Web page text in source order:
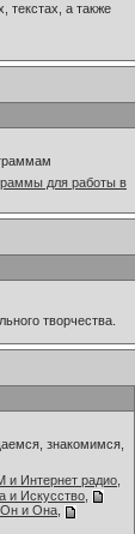
текстах, а также
для работы в
творчества.
знакомимся,
и Интернет радио
и Искусство
Он и Она